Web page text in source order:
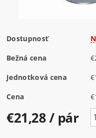
Dostupnosť
Bežná cena
Jednotková cena
Cena
€21,28/ pár